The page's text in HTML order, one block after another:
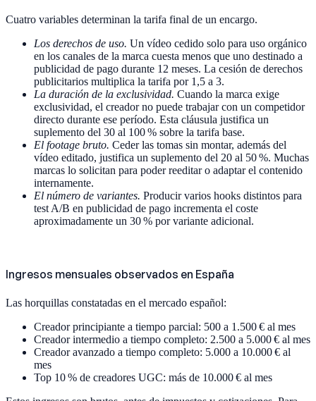
Cuatro variables determinan la tarifa final de un encargo.
Los derechos de uso. Un vídeo cedido solo para uso orgánico
en los canales de la marca cuesta menos que uno destinado a
publicidad de pago durante 12 meses. La cesión de derechos
publicitarios multiplica la tarifa por 1,5 a 3.
La duración de la exclusividad. Cuando la marca exige
exclusividad, el creador no puede trabajar con un competidor
directo durante ese período. Esta cláusula justifica un
suplemento del 30 al 100 % sobre la tarifa base.
El footage bruto. Ceder las tomas sin montar, además del
vídeo editado, justifica un suplemento del 20 al 50 %. Muchas
marcas lo solicitan para poder reeditar o adaptar el contenido
internamente.
El número de variantes. Producir varios hooks distintos para
test A/B en publicidad de pago incrementa el coste
aproximadamente un 30 % por variante adicional.
Ingresos mensuales observados en España
Las horquillas constatadas en el mercado español:
Creador principiante a tiempo parcial: 500 a 1.500 € al mes
Creador intermedio a tiempo completo: 2.500 a 5.000 € al mes
Creador avanzado a tiempo completo: 5.000 a 10.000 € al
mes
Top 10 % de creadores UGC: más de 10.000 € al mes